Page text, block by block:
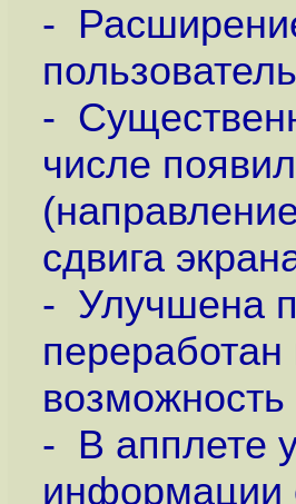
-
-
числе
сдвига
- Улучшена
- В апплете
информации